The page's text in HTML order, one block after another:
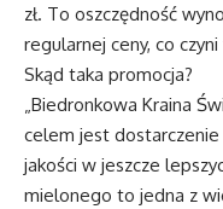
zł. To oszczędność
regularnej ceny, co
Skąd taka promocja?
„Biedronkowa Kraina
celem jest
jakości w jeszcze
mielonego to jedna z